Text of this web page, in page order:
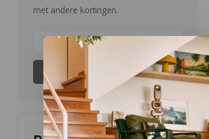
met andere kortingen.
Abonneer